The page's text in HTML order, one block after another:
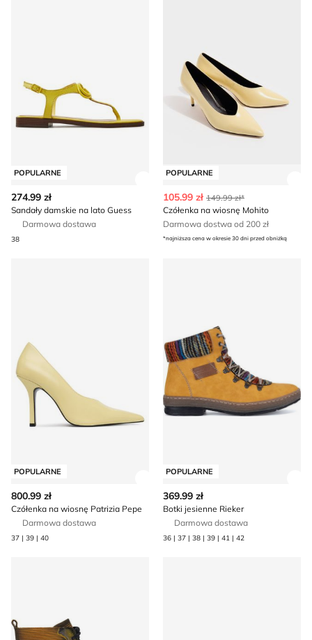
POPULARNE
274.99 zł
Sandały damskie na lato Guess
Darmowa dostawa
38
POPULARNE
105.99 zł 149.99 zł*
Czółenka na wiosnę Mohito
Darmowa dostwa od 200 zł
*najniższa cena w okresie 30 dni przed obniżką
POPULARNE
800.99 zł
Czółenka na wiosnę Patrizia Pepe
Darmowa dostawa
37 | 39 | 40
POPULARNE
369.99 zł
Botki jesienne Rieker
Darmowa dostawa
36 | 37 | 38 | 39 | 41 | 42